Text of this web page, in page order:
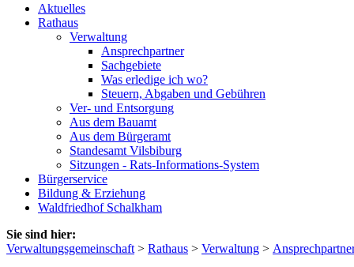
Aktuelles
Rathaus
Verwaltung
Ansprechpartner
Sachgebiete
Was erledige ich wo?
Steuern, Abgaben und Gebühren
Ver- und Entsorgung
Aus dem Bauamt
Aus dem Bürgeramt
Standesamt Vilsbiburg
Sitzungen - Rats-Informations-System
Bürgerservice
Bildung & Erziehung
Waldfriedhof Schalkham
Sie sind hier:
Verwaltungsgemeinschaft > Rathaus > Verwaltung >